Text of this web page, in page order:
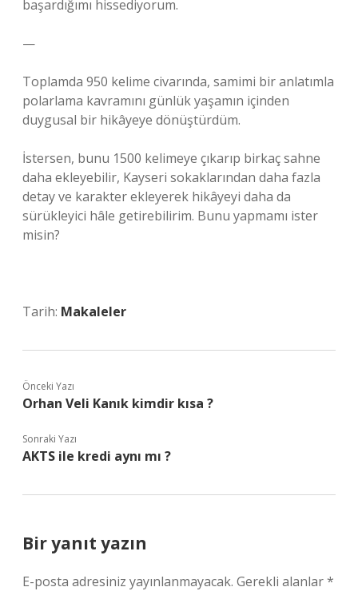
başardığımı hissediyorum.
—
Toplamda 950 kelime civarında, samimi bir anlatımla
polarlama kavramını günlük yaşamın içinden
duygusal bir hikâyeye dönüştürdüm.
İstersen, bunu 1500 kelimeye çıkarıp birkaç sahne
daha ekleyebilir, Kayseri sokaklarından daha fazla
detay ve karakter ekleyerek hikâyeyi daha da
sürükleyici hâle getirebilirim. Bunu yapmamı ister
misin?
Tarih: Makaleler
Önceki Yazı
Orhan Veli Kanık kimdir kısa ?
Sonraki Yazı
AKTS ile kredi aynı mı ?
Bir yanıt yazın
E-posta adresiniz yayınlanmayacak. Gerekli alanlar*